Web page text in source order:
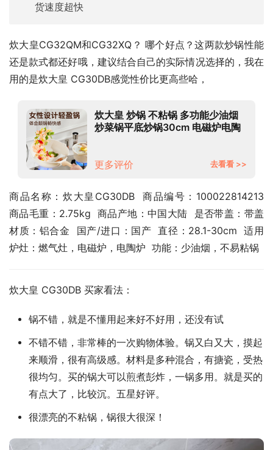
货速度超快
炊大皇CG32QM和CG32XQ？ 哪个好点？这两款炒锅性能
还是款式都还好哦，建议结合自己的实际情况选择的，我在
用的是炊大皇 CG30DB感觉性价比更高些哈，
炊大皇 炒锅 不粘锅 多功能少油烟
炒菜锅平底炒锅30cm 电磁炉电陶
更多评价 去看看 >>
商品名称：炊大皇CG30DB  商品编号：100022814213
商品毛重：2.75kg  商品产地：中国大陆  是否带盖：带盖
材质：铝合金  国产/进口：国产  直径：28.1-30cm  适用
炉灶：燃气灶，电磁炉，电陶炉  功能：少油烟，不易粘锅
炊大皇 CG30DB 买家看法：
锅不错，就是不懂用起来好不好用，还没有试
不错不错，非常棒的一次购物体验。锅又白又大，摸起
来顺滑，很有高级感。材料是多种混合，有搪瓷，受热
很均匀。买的锅大可以煎煮彭炸，一锅多用。就是买的
有点大了，比较沉。五星好评。
很漂亮的不粘锅，锅很大很深！